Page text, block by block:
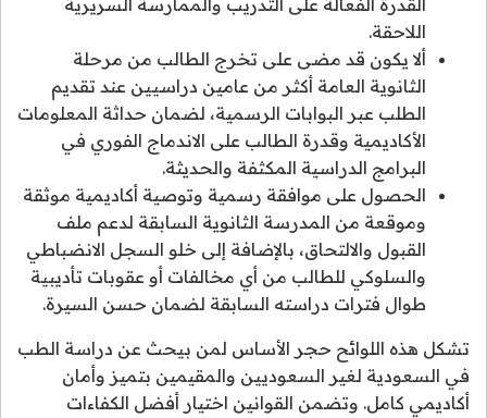
القدرة الفعالة على التدريب والممارسة السريرية
اللاحقة.
ألا يكون قد مضى على تخرج الطالب من مرحلة
الثانوية العامة أكثر من عامين دراسيين عند تقديم
الطلب عبر البوابات الرسمية، لضمان حداثة المعلومات
الأكاديمية وقدرة الطالب على الاندماج الفوري في
البرامج الدراسية المكثفة والحديثة.
الحصول على موافقة رسمية وتوصية أكاديمية موثقة
وموقعة من المدرسة الثانوية السابقة لدعم ملف
القبول والالتحاق، بالإضافة إلى خلو السجل الانضباطي
والسلوكي للطالب من أي مخالفات أو عقوبات تأديبية
طوال فترات دراسته السابقة لضمان حسن السيرة.
تشكل هذه اللوائح حجر الأساس لمن بيحث عن دراسة الطب
في السعودية لغير السعوديين والمقيمين بتميز وأمان
أكاديمي كامل. وتضمن القوانين اختيار أفضل الكفاءات